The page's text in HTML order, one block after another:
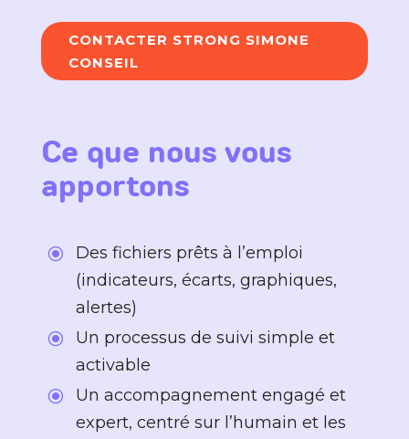
CONTACTER STRONG SIMONE
CONSEIL
Ce que nous vous
apportons
\
Des fichiers prêts à l’emploi
(indicateurs, écarts, graphiques,
alertes)
\
Un processus de suivi simple et
activable
\
Un accompagnement engagé et
expert, centré sur l’humain et les